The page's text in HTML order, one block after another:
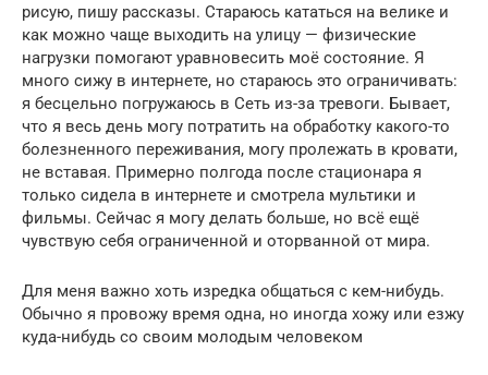
рисую, пишу рассказы. Стараюсь кататься на велике и
как можно чаще выходить на улицу — физические
нагрузки помогают уравновесить моё состояние. Я
много сижу в интернете, но стараюсь это ограничивать:
я бесцельно погружаюсь в Сеть из-за тревоги. Бывает,
что я весь день могу потратить на обработку какого-то
болезненного переживания, могу пролежать в кровати,
не вставая. Примерно полгода после стационара я
только сидела в интернете и смотрела мультики и
фильмы. Сейчас я могу делать больше, но всё ещё
чувствую себя ограниченной и оторванной от мира.
Для меня важно хоть изредка общаться с кем-нибудь.
Обычно я провожу время одна, но иногда хожу или езжу
куда-нибудь со своим молодым человеком